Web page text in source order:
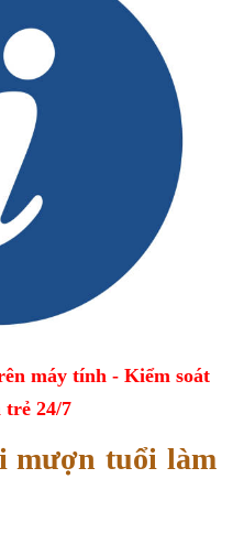
máy tính - Kiểm soát
24/7
mượn tuổi làm